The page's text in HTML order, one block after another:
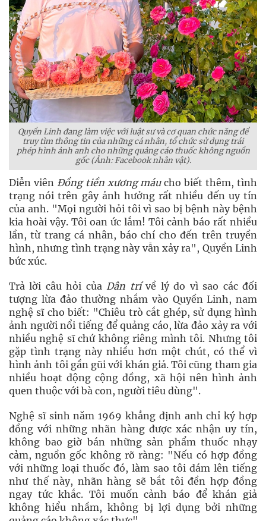
Quyền Linh đang làm việc với luật sư và cơ quan chức năng để
truy tìm thông tin của những cá nhân, tổ chức sử dụng trái
phép hình ảnh anh cho những quảng cáo thuốc không nguồn
gốc (Ảnh: Facebook nhân vật).
Diễn viên Đồng tiền xương máucho biết thêm, tình
trạng nói trên gây ảnh hưởng rất nhiều đến uy tín
của anh. "Mọi người hỏi tôi vì sao bị bệnh này bệnh
kia hoài vậy. Tôi oan ức lắm! Tôi cảnh báo rất nhiều
lần, từ trang cá nhân, báo chí cho đến trên truyền
hình, nhưng tình trạng này vẫn xảy ra", Quyền Linh
bức xúc.
Trả lời câu hỏi củaDân trívề lý do vì sao các đối
tượng lừa đảo thường nhắm vào Quyền Linh, nam
nghệ sĩ cho biết: "Chiêu trò cắt ghép, sử dụng hình
ảnh người nổi tiếng để quảng cáo, lừa đảo xảy ra với
nhiều nghệ sĩ chứ không riêng mình tôi. Nhưng tôi
gặp tình trạng này nhiều hơn một chút, có thể vì
hình ảnh tôi gần gũi với khán giả. Tôi cũng tham gia
nhiều hoạt động cộng đồng, xã hội nên hình ảnh
quen thuộc với bà con, người tiêu dùng".
Nghệ sĩ sinh năm 1969 khẳng định anh chỉ ký hợp
đồng với những nhãn hàng được xác nhận uy tín,
không bao giờ bán những sản phẩm thuốc nhạy
cảm, nguồn gốc không rõ ràng: "Nếu có hợp đồng
với những loại thuốc đó, làm sao tôi dám lên tiếng
như thế này, nhãn hàng sẽ bắt tôi đền hợp đồng
ngay tức khắc. Tôi muốn cảnh báo để khán giả
không hiểu nhầm, không bị lợi dụng bởi những